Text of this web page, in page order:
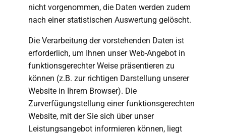
nicht vorgenommen, die Daten werden zudem
nach einer statistischen Auswertung gelöscht.
Die Verarbeitung der vorstehenden Daten ist
erforderlich, um Ihnen unser Web-Angebot in
funktionsgerechter Weise präsentieren zu
können (z.B. zur richtigen Darstellung unserer
Website in Ihrem Browser). Die
Zurverfügungstellung einer funktionsgerechten
Website, mit der Sie sich über unser
Leistungsangebot informieren können, liegt